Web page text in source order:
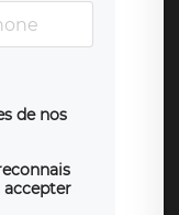
de nos
accepter